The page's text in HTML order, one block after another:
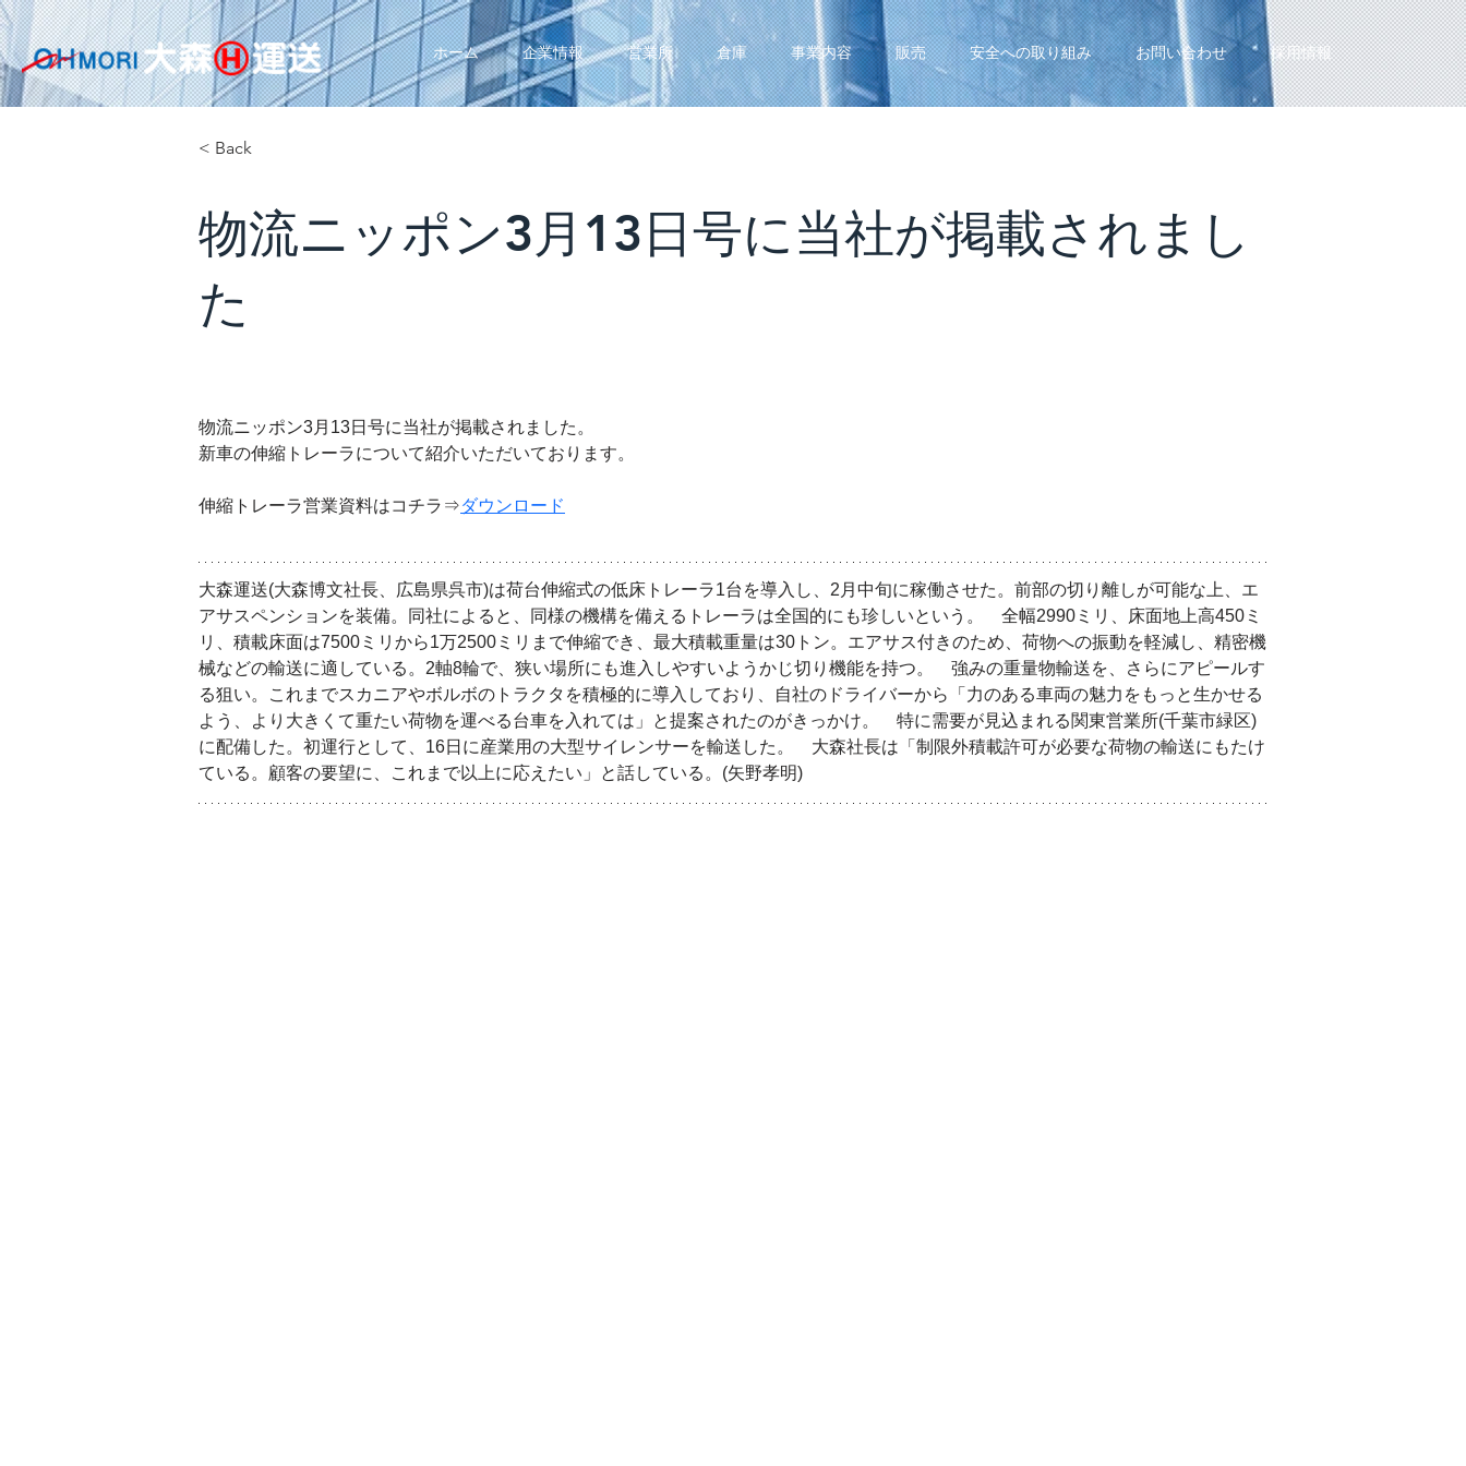
ホーム 企業情報 営業所 倉庫 事業内容 販売 安全への取り組み お問い合わせ 採用情報
< Back
物流ニッポン3月13日号に当社が掲載されまし
た
物流ニッポン3月13日号に当社が掲載されました。
新車の伸縮トレーラについて紹介いただいております。
伸縮トレーラ営業資料はコチラ⇒ダウンロード
大森運送(大森博文社長、広島県呉市)は荷台伸縮式の低床トレーラ1台を導入し、2月中旬に稼働させた。前部の切り離しが可能な上、エ
アサスペンションを装備。同社によると、同様の機構を備えるトレーラは全国的にも珍しいという。　全幅2990ミリ、床面地上高450ミ
リ、積載床面は7500ミリから1万2500ミリまで伸縮でき、最大積載重量は30トン。エアサス付きのため、荷物への振動を軽減し、精密機
械などの輸送に適している。2軸8輪で、狭い場所にも進入しやすいようかじ切り機能を持つ。　強みの重量物輸送を、さらにアピールす
る狙い。これまでスカニアやボルボのトラクタを積極的に導入しており、自社のドライバーから「力のある車両の魅力をもっと生かせる
よう、より大きくて重たい荷物を運べる台車を入れては」と提案されたのがきっかけ。　特に需要が見込まれる関東営業所(千葉市緑区)
に配備した。初運行として、16日に産業用の大型サイレンサーを輸送した。　大森社長は「制限外積載許可が必要な荷物の輸送にもたけ
ている。顧客の要望に、これまで以上に応えたい」と話している。(矢野孝明)